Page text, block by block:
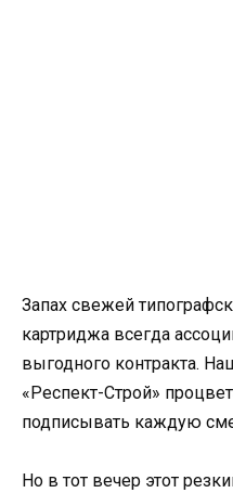
Запах свежей
картриджа всегда
выгодного контракта.
«Респект-Строй»
подписывать каждую
Но в тот вечер этот